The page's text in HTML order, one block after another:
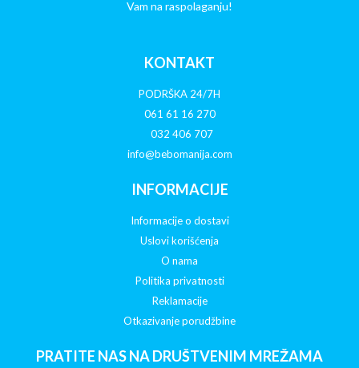
Vam na raspolaganju!
KONTAKT
PODRŠKA 24/7H
061 61 16 270
032 406 707
info@bebomanija.com
INFORMACIJE
Informacije o dostavi
Uslovi korišćenja
O nama
Politika privatnosti
Reklamacije
Otkazivanje porudžbine
PRATITE NAS NA DRUŠTVENIM MREŽAMA